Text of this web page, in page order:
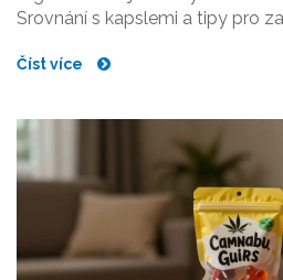
Srovnání s kapslemi a tipy pro
Číst více